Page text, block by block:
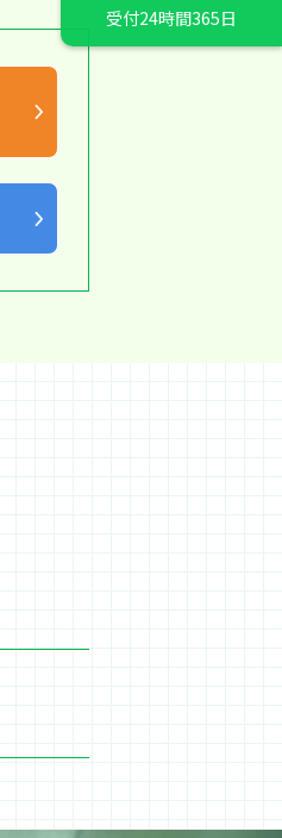
受付24時間365日